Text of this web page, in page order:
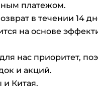
платежом.
в течении 14
на основе
нас приоритет,
и акций.
Китая.